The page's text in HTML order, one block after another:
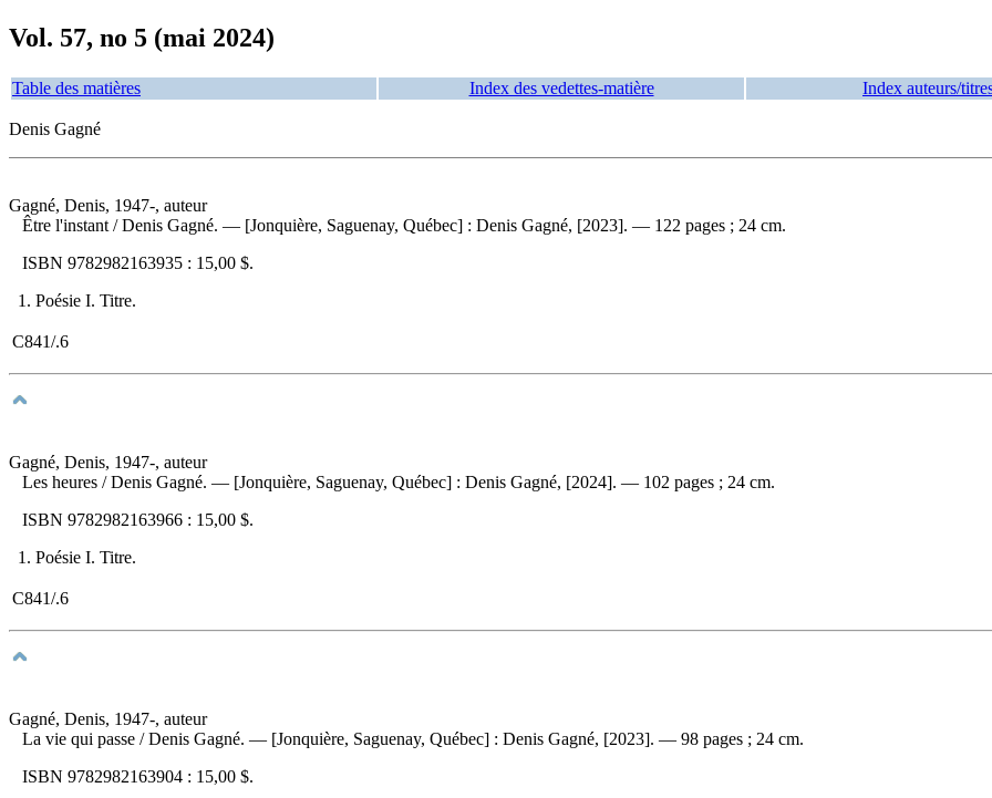
Vol. 57, no 5 (mai 2024)
Table des matières Index des vedettes-matière Index auteurs/
Denis Gagné
Gagné, Denis, 1947-, auteur
Être l'instant / Denis Gagné. — [Jonquière, Saguenay, Québec] : Denis Gagné, [2023]. — 122 pages ; 24 cm.
ISBN 9782982163935 : 15,00 $.
1. Poésie I. Titre.
C841/.6
Gagné, Denis, 1947-, auteur
Les heures / Denis Gagné. — [Jonquière, Saguenay, Québec] : Denis Gagné, [2024]. — 102 pages ; 24 cm.
ISBN 9782982163966 : 15,00 $.
1. Poésie I. Titre.
C841/.6
Gagné, Denis, 1947-, auteur
La vie qui passe / Denis Gagné. — [Jonquière, Saguenay, Québec] : Denis Gagné, [2023]. — 98 pages ; 24 cm.
ISBN 9782982163904 : 15,00 $.